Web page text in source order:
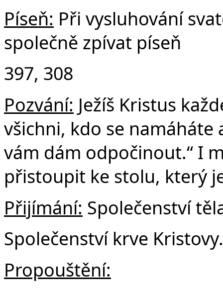
Píseň: Při vysluhování
společně zpívat píseň
397, 308
Pozvání: Ježíš Kristus
všichni, kdo se namáháte
vám dám odpočinout.“ I
přistoupit ke stolu, který
Přijímání: Společenství
Společenství krve Kristovy.
Propouštění: